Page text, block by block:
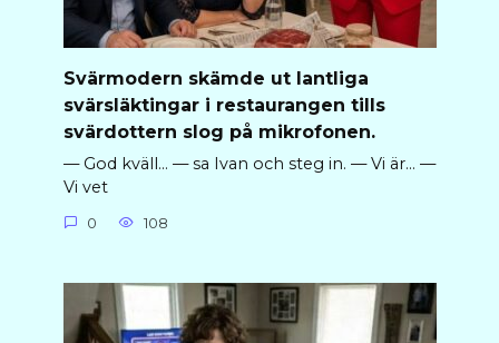
Svärmodern skämde ut lantliga
svärsläktingar i restaurangen tills
svärdottern slog på mikrofonen.
— God kväll… — sa Ivan och steg in. — Vi är… —
Vi vet
0 108